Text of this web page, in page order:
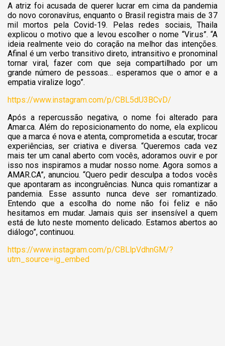
A atriz foi acusada de querer lucrar em cima da pandemia
do novo coronavírus, enquanto o Brasil registra mais de 37
mil mortos pela Covid-19. Pelas redes sociais, Thaila
explicou o motivo que a levou escolher o nome “Vir.us”. “A
ideia realmente veio do coração na melhor das intenções.
Afinal é um verbo transitivo direto, intransitivo e pronominal
tornar viral, fazer com que seja compartilhado por um
grande número de pessoas… esperamos que o amor e a
empatia viralize logo”.
https://www.instagram.com/p/CBL5dU3BCvD/
Após a repercussão negativa, o nome foi alterado para
Amar.ca. Além do reposicionamento do nome, ela explicou
que a marca é nova e atenta, comprometida a escutar, trocar
experiências, ser criativa e diversa. “Queremos cada vez
mais ter um canal aberto com vocês, adoramos ouvir e por
isso nos inspiramos a mudar nosso nome. Agora somos a
AMAR.CA”, anunciou. “Quero pedir desculpa a todos vocês
que apontaram as incongruências. Nunca quis romantizar a
pandemia. Esse assunto nunca deve ser romantizado.
Entendo que a escolha do nome não foi feliz e não
hesitamos em mudar. Jamais quis ser insensível a quem
está de luto neste momento delicado. Estamos abertos ao
diálogo”, continuou.
https://www.instagram.com/p/CBLlpVdhnGM/?
utm_source=ig_embed